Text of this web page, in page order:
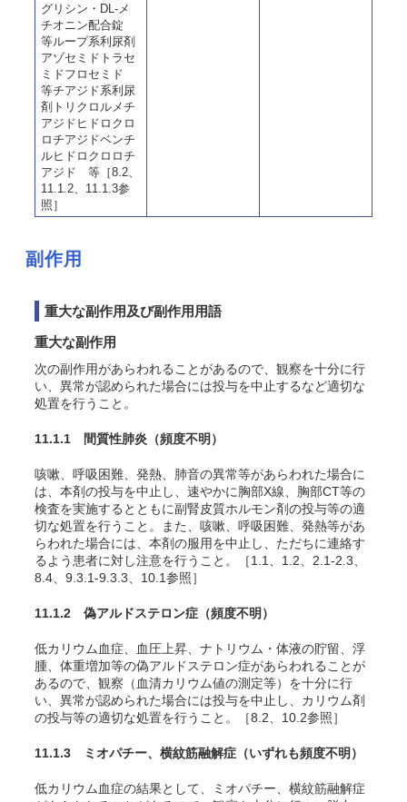
グリシン・DL-メ
チオニン配合錠
等ループ系利尿剤
アゾセミドトラセ
ミドフロセミド
等チアジド系利尿
剤トリクロルメチ
アジドヒドロクロ
ロチアジドベンチ
ルヒドロクロロチ
アジド 等［8.2、
11.1.2、11.1.3参
照］
副作用
重大な副作用及び副作用用語
重大な副作用
次の副作用があらわれることがあるので、観察を十分に行
い、異常が認められた場合には投与を中止するなど適切な
処置を行うこと。
11.1.1 間質性肺炎 （頻度不明）
咳嗽、呼吸困難、発熱、肺音の異常等があらわれた場合に
は、本剤の投与を中止し、速やかに胸部X線、胸部CT等の
検査を実施するとともに副腎皮質ホルモン剤の投与等の適
切な処置を行うこと。また、咳嗽、呼吸困難、発熱等があ
らわれた場合には、本剤の服用を中止し、ただちに連絡す
るよう患者に対し注意を行うこと。［1.1、1.2、2.1-2.3、
8.4、9.3.1-9.3.3、10.1参照］
11.1.2 偽アルドステロン症 （頻度不明）
低カリウム血症、血圧上昇、ナトリウム・体液の貯留、浮
腫、体重増加等の偽アルドステロン症があらわれることが
あるので、観察（血清カリウム値の測定等）を十分に行
い、異常が認められた場合には投与を中止し、カリウム剤
の投与等の適切な処置を行うこと。［8.2、10.2参照］
11.1.3 ミオパチー、横紋筋融解症 （いずれも頻度不明）
低カリウム血症の結果として、ミオパチー、横紋筋融解症